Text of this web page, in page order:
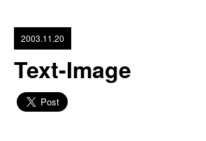
2003.11.20
Text-Image